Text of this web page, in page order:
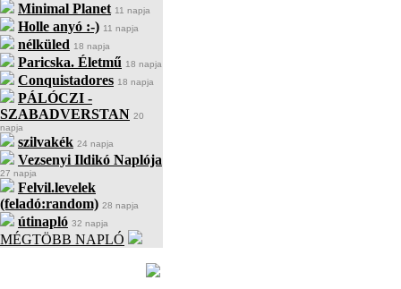
Minimal Planet 11 napja
Holle anyó :-) 11 napja
nélküled 18 napja
Paricska. Életmű 18 napja
Conquistadores 18 napja
PÁLÓCZI -
SZABADVERSTAN 20
napja
szilvakék 24 napja
Vezsenyi Ildikó Naplója
27 napja
Felvil.levelek
(feladó:random) 28 napja
útinapló 32 napja
MÉGTÖBB NAPLÓ